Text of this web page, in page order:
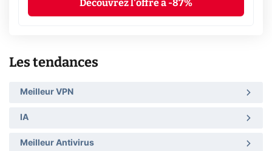
Découvrez l'offre à -87%
Les tendances
Meilleur VPN
IA
Meilleur Antivirus